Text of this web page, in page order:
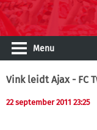
Menu
Vink leidt Ajax - FC
22 september 2011 23:25